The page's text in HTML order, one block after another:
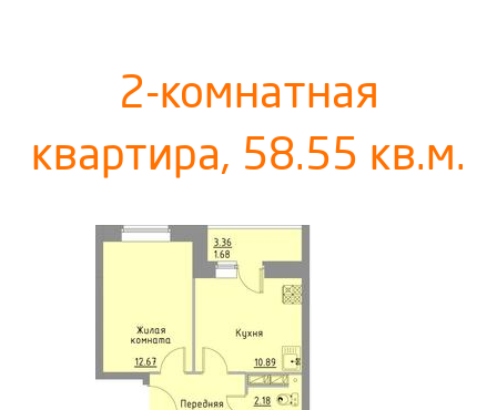
2-комнатная
квартира, 58.55 кв.м.